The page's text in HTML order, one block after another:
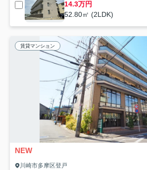
14.3万円
52.80㎡ (2LDK)
賃貸マンション
NEW
川崎市多摩区登戸